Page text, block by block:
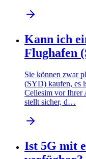
Kann ich
Flughafen
Sie können zwar
(SYD) kaufen, es
Cellesim vor Ihrer
stellt sicher, d…
Ist 5G mit